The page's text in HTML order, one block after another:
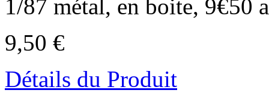
1/87 métal, en boite, 9€50
9,50 €
Détails du Produit